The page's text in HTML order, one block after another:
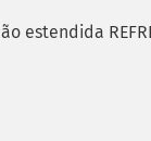
estendida